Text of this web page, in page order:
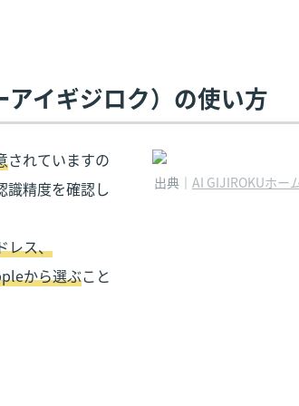
イギジロク）の使い方
されていますの
識精度を確認し
レス、
から選ぶこと
出典｜ AI GIJIROKUホー